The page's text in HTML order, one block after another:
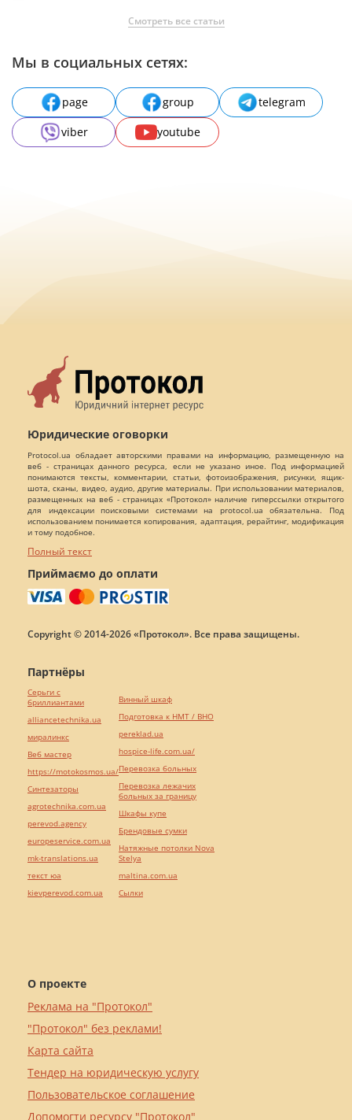
Смотреть все статьи
Мы в социальных сетях:
page group
telegram
viber
youtube
Юридические оговорки
Protocol.ua обладает авторскими правами на информацию, размещенную на
веб - страницах данного ресурса, если не указано иное. Под информацией
понимаются тексты, комментарии, статьи, фотоизображения, рисунки, ящик-
шота, сканы, видео, аудио, другие материалы. При использовании материалов,
размещенных на веб - страницах «Протокол» наличие гиперссылки открытого
для индексации поисковыми системами на protocol.ua обязательна. Под
использованием понимается копирования, адаптация, рерайтинг, модификация
и тому подобное.
Полный текст
Приймаємо до оплати
Copyright © 2014-2026 «Протокол». Все права защищены.
О проекте
Реклама на "Протокол"
"Протокол" без реклами!
Карта сайта
Тендер на юридическую услугу
Пользовательское соглашение
Допомогти ресурсу "Протокол"
Партнёры
Серьги с
бриллиантами
alliancetechnika.ua
миралинкс
Веб мастер
https://motokosmos.ua/
Синтезаторы
agrotechnika.com.ua
perevod.agency
europeservice.com.ua
mk-translations.ua
текст юа
kievperevod.com.ua
Винный шкаф
Подготовка к НМТ / ВНО
pereklad.ua
hospice-life.com.ua/
Перевозка больных
Перевозка лежачих
больных за границу
Шкафы купе
Брендовые сумки
Натяжные потолки Nova
Stelya
maltina.com.ua
Cылки